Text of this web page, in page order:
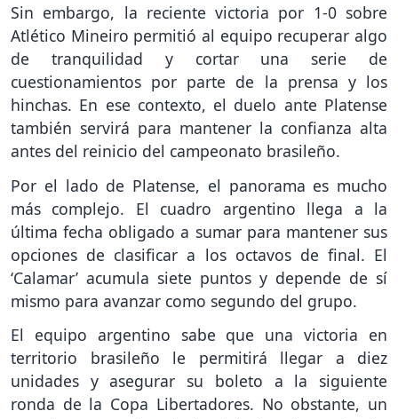
Sin embargo, la reciente victoria por 1-0 sobre
Atlético Mineiro permitió al equipo recuperar algo
de tranquilidad y cortar una serie de
cuestionamientos por parte de la prensa y los
hinchas. En ese contexto, el duelo ante Platense
también servirá para mantener la confianza alta
antes del reinicio del campeonato brasileño.
Por el lado de Platense, el panorama es mucho
más complejo. El cuadro argentino llega a la
última fecha obligado a sumar para mantener sus
opciones de clasificar a los octavos de final. El
‘Calamar’ acumula siete puntos y depende de sí
mismo para avanzar como segundo del grupo.
El equipo argentino sabe que una victoria en
territorio brasileño le permitirá llegar a diez
unidades y asegurar su boleto a la siguiente
ronda de la Copa Libertadores. No obstante, un